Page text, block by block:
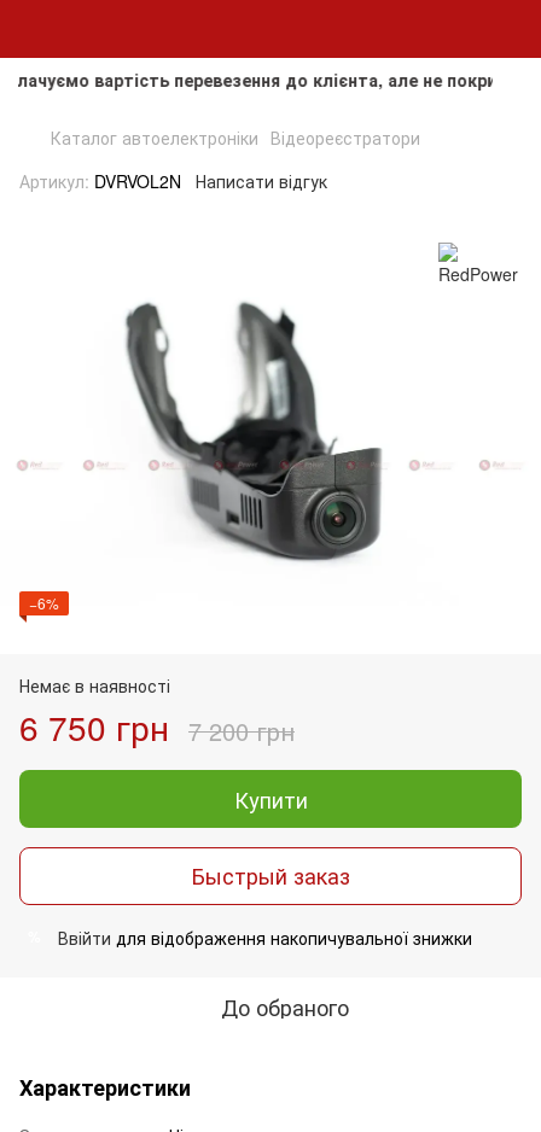
вартість перевезення до клієнта, але не покриваємо
Каталог автоелектроніки Відеореєстратори
Артикул: DVRVOL2N Написати відгук
−6%
Немає в наявності
6 750 грн 7 200 грн
Купити
Быстрый заказ
Ввійти для відображення накопичувальної знижки
До обраного
Характеристики